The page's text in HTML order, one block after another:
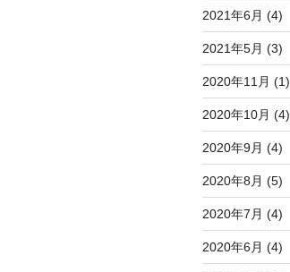
2021年6月 (4)
2021年5月 (3)
2020年11月 (1)
2020年10月 (4)
2020年9月 (4)
2020年8月 (5)
2020年7月 (4)
2020年6月 (4)